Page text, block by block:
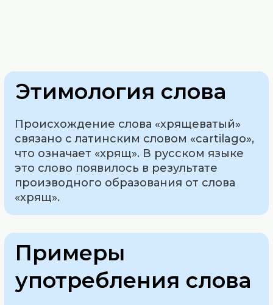
Этимология слова
Происхождение слова «хрящеватый»
связано с латинским словом «cartilago»,
что означает «хрящ». В русском языке
это слово появилось в результате
производного образования от слова
«хрящ».
Примеры
употребления слова